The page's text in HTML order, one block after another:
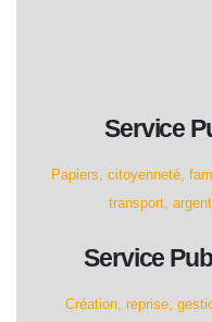
Service
Papiers, citoyenneté,
transport,
Service
Création, reprise,